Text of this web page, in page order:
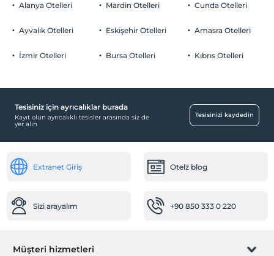
Alanya Otelleri
Ayvalık Otelleri
İzmir Otelleri
Mardin Otelleri
Eskişehir Otelleri
Bursa Otelleri
Cunda Otelleri
Amasra Otelleri
Kıbrıs Otelleri
Tesisiniz için ayrıcalıklar burada
Kayıt olun ayrıcalıklı tesisler arasında siz de
yer alın
Tesisinizi kaydedin
Extranet Giriş Otelz blog
Sizi arayalım +90 850 333 0 220
Müşteri hizmetleri